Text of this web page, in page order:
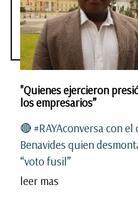
"Quienes ejercieron
los empresarios”
🔴 #RAYAconversa con
Benavides quien
“voto fusil”
leer mas